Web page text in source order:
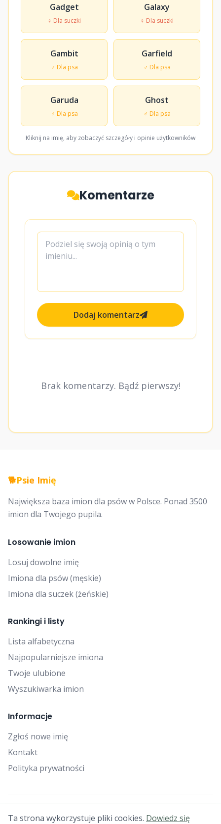
Gadget
♀ Dla suczki
Galaxy
♀ Dla suczki
Gambit
♂ Dla psa
Garfield
♂ Dla psa
Garuda
♂ Dla psa
Ghost
♂ Dla psa
Kliknij na imię, aby zobaczyć szczegóły i opinie użytkowników
Komentarze
Dodaj komentarz
Brak komentarzy. Bądź pierwszy!
🐕Psie Imię
Największa baza imion dla psów w Polsce. Ponad 3500
imion dla Twojego pupila.
Losowanie imion
Losuj dowolne imię
Imiona dla psów (męskie)
Imiona dla suczek (żeńskie)
Rankingi i listy
Lista alfabetyczna
Najpopularniejsze imiona
Twoje ulubione
Wyszukiwarka imion
Informacje
Zgłoś nowe imię
Kontakt
Polityka prywatności
© 2025 Falcon Bytes. Wszelkie prawa zastrzeżone.
Ta strona wykorzystuje pliki cookies. Dowiedz się